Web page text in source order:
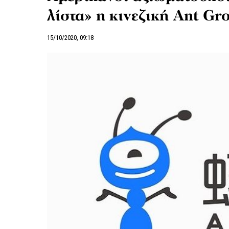
λίστα» η κινεζική Ant
15/10/2020, 09:18